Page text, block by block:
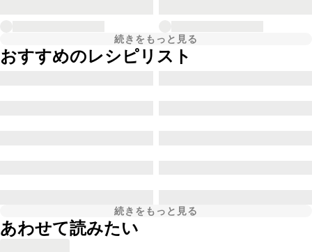
続きをもっと見る
おすすめのレシピリスト
続きをもっと見る
あわせて読みたい